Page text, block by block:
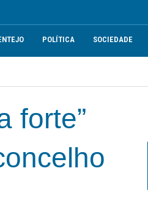
POLÍTICA SOCIEDADE
forte”